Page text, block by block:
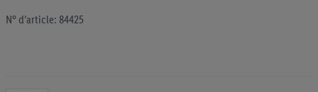
N° d’article: 84425